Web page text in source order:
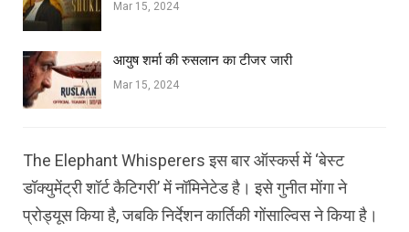
Mar 15, 2024
आयुष शर्मा की रुसलान का टीजर जारी
Mar 15, 2024
The Elephant Whisperers इस बार ऑस्कर्स में ‘बेस्ट
डॉक्युमेंट्री शॉर्ट कैटिगरी’ में नॉमिनेटेड है। इसे गुनीत मोंगा ने
प्रोड्यूस किया है, जबकि निर्देशन कार्तिकी गोंसाल्विस ने किया है।